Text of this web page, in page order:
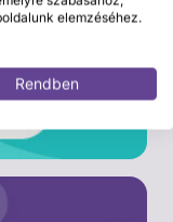
elemzéséhez.
Rendben